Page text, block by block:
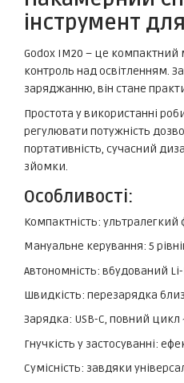
інструмент
Godox IM20 – це компактний
контроль над освітленням.
заряджанню, він стане
Простота у використанні
регулювати потужність
портативність, сучасний
зйомки.
Особливості:
Компактність:
Мануальне керування: 5
Автономність: вбудований
Швидкість: перезарядка
Зарядка: USB-C, повний цикл
Гнучкість у застосуванні:
Сумісність: завдяки